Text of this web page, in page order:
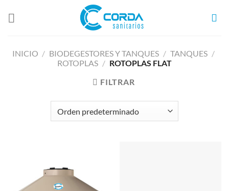
INICIO / BIODEGESTORES Y TANQUES / TANQUES /
ROTOPLAS / ROTOPLAS FLAT
FILTRAR